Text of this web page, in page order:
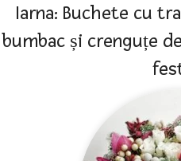
Iarna: Buchete cu
bumbac și crenguțe